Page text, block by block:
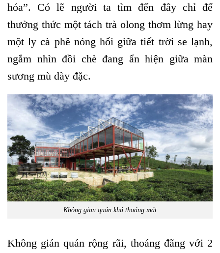
hóa”. Có lẽ người ta tìm đến đây chỉ để
thưởng thức một tách trà olong thơm lừng hay
một ly cà phê nóng hổi giữa tiết trời se lạnh,
ngắm nhìn đồi chè đang ẩn hiện giữa màn
sương mù dày đặc.
Không gian quán khá thoáng mát
Không gián quán rộng rãi, thoáng đãng với 2